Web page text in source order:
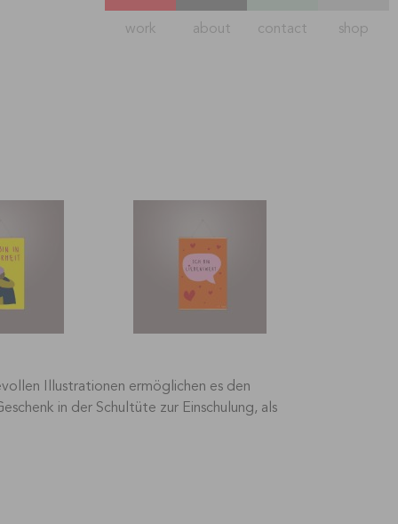
work about contact shop
Illustrationen ermöglichen es den
in der Schultüte zur Einschulung, als